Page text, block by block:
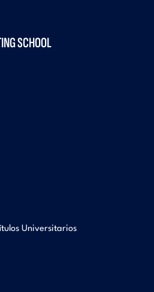
SCHOOL
Universitarios